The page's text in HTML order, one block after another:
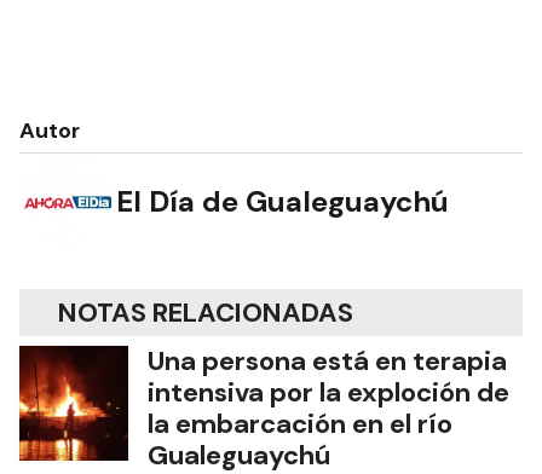
Autor
El Día de Gualeguaychú
NOTAS RELACIONADAS
Una persona está en terapia
intensiva por la exploción de
la embarcación en el río
Gualeguaychú